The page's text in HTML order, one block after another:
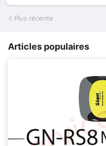
Plus récente
Articles populaires